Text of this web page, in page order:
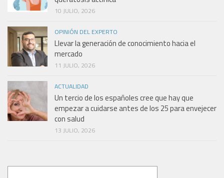
10 JULIO, 2026
OPINIÓN DEL EXPERTO
Llevar la generación de conocimiento hacia el
mercado
11 JULIO, 2026
ACTUALIDAD
Un tercio de los españoles cree que hay que
empezar a cuidarse antes de los 25 para envejecer
con salud
13 JULIO, 2026